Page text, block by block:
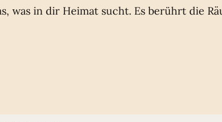
was in dir Heimat sucht. Es berührt die